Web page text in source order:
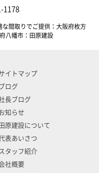
1178
間取りでご提供：大阪府枚方
八幡市：田原建設
イトマップ
ログ
長ブログ
知らせ
田原建設について
表あいさつ
スタッフ紹介
社概要